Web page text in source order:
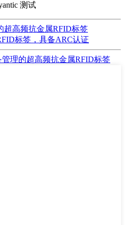
测试
超高频抗金属RFID标签
标签，具备ARC认证
理的超高频抗金属RFID标签